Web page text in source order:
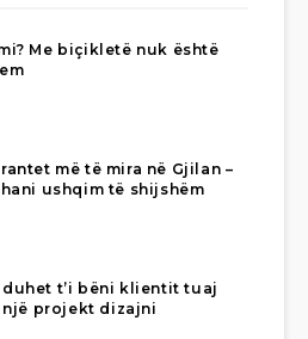
Me biçikletë nuk është
më të mira në Gjilan –
ushqim të shijshëm
t’i bëni klientit tuaj
projekt dizajni